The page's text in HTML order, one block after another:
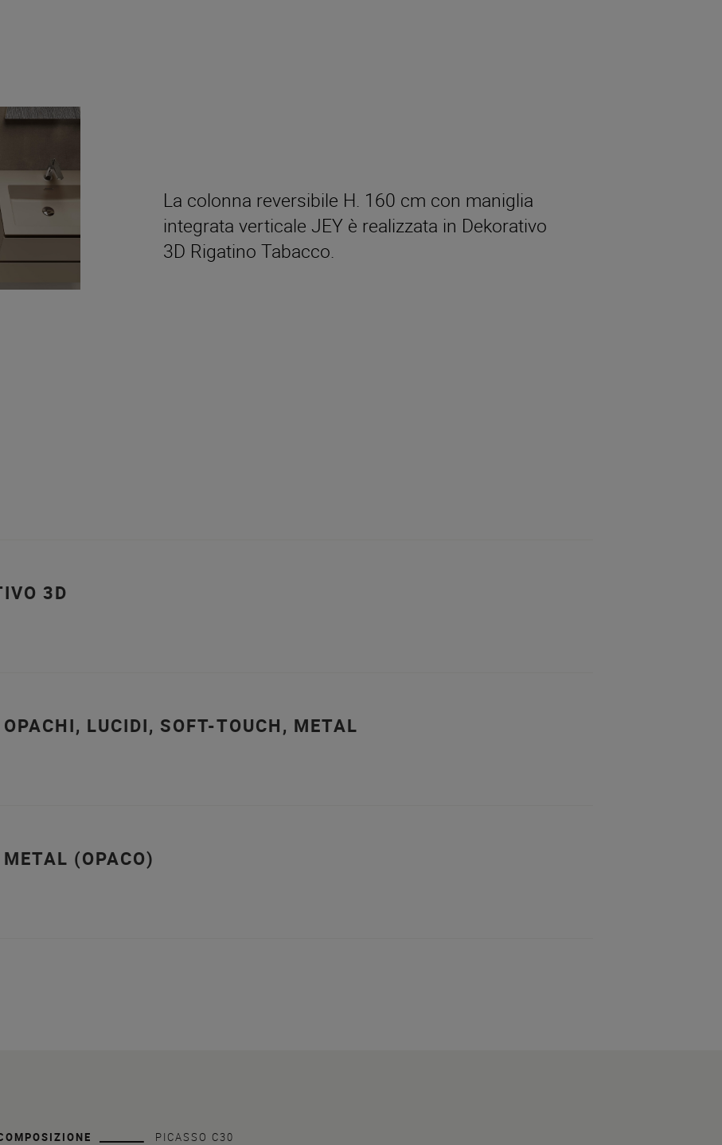
La colonna reversibile H. 160 cm con maniglia
integrata verticale JEY è realizzata in Dekorativo
3D Rigatino Tabacco.
3D
LUCIDI, SOFT-TOUCH, METAL
(OPACO)
PICASSO C30